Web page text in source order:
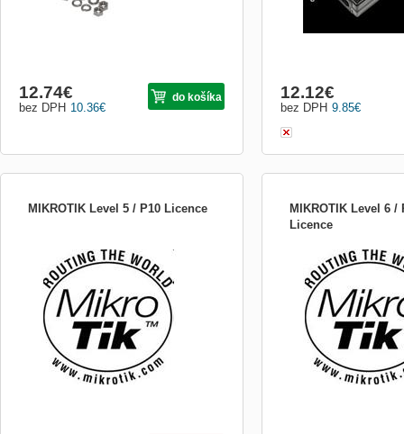
10.36€
bez DPH
12.74€ do košíka
9.85€
bez DPH
12.12€
MIKROTIK Level 5 / P10 Licence
pro objednání licence level 5 je potřeba
zaslat SOFT ID a označení typu desky /
platformy PC serverové licence P1/P-
10/P-unlimited se negenerují na základě
SOFT ID, ale jejich vlastnictví se převede
na Váš uživatelský účet na serveru
www.mikrotik.com
MIKROTIK Level 6 /
Licence
pro objednání licence
zaslat SOFT ID a
platformy PC serverové
10/P-unlimited se
SOFT ID, ale jejich
na Váš uživatelský účet
www.mikrotik.com